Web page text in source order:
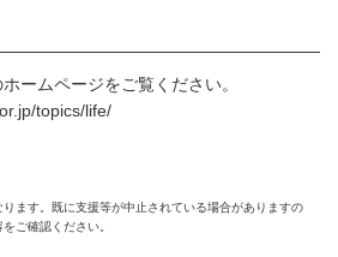
ームページをご覧ください。
topics/life/
ます。既に支援等が中止されている場合がありますの
ご確認ください。